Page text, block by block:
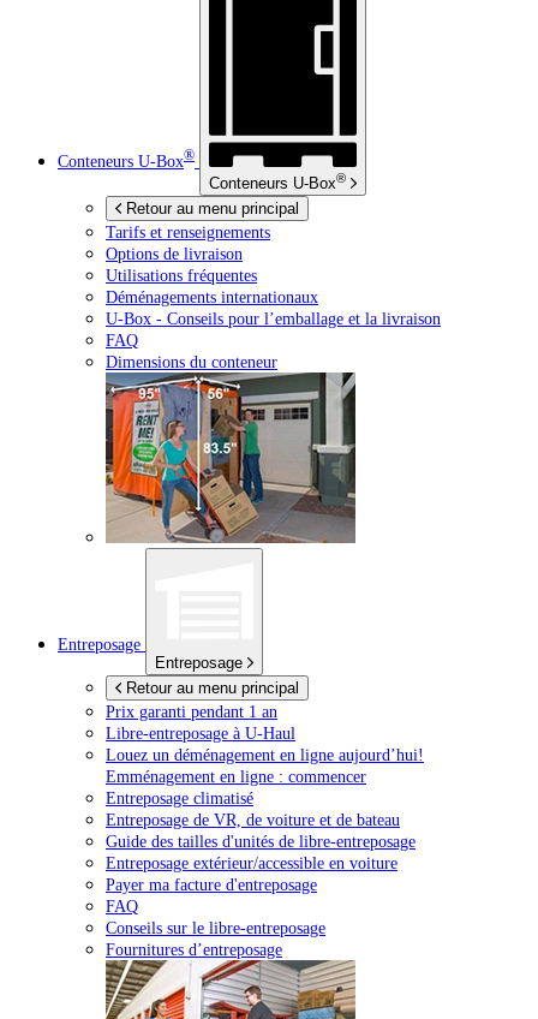
Conteneurs U-Box®
Conteneurs U-Box®
Retour au menu principal
Tarifs et renseignements
Options de livraison
Utilisations fréquentes
Déménagements internationaux
U-Box - Conseils pour l’emballage et la livraison
FAQ
Dimensions du conteneur
Entreposage
Entreposage
Retour au menu principal
Prix garanti pendant 1 an
Libre-entreposage à U-Haul
Louez un déménagement en ligne aujourd’hui!
Emménagement en ligne : commencer
Entreposage climatisé
Entreposage de VR, de voiture et de bateau
Guide des tailles d'unités de libre-entreposage
Entreposage extérieur/accessible en voiture
Payer ma facture d'entreposage
FAQ
Conseils sur le libre-entreposage
Fournitures d’entreposage